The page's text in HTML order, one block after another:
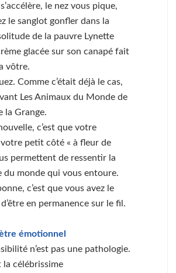
le nez vous pique,
le sanglot gonfler dans la
de la pauvre Lynette
glacée sur son canapé fait
vôtre.
Comme c’était déjà le cas,
Les Animaux du Monde de
la Grange.
c’est que votre
petit côté « à fleur de
permettent de ressentir la
du monde qui vous entoure.
c’est que vous avez le
en permanence sur le fil.
émotionnel
n’est pas une pathologie.
la célébrissime